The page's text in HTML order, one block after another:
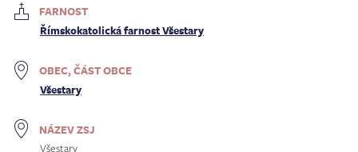
FARNOST
Římskokatolická farnost Všestary
OBEC, ČÁST OBCE
Všestary
NÁZEV ZSJ
Všestary